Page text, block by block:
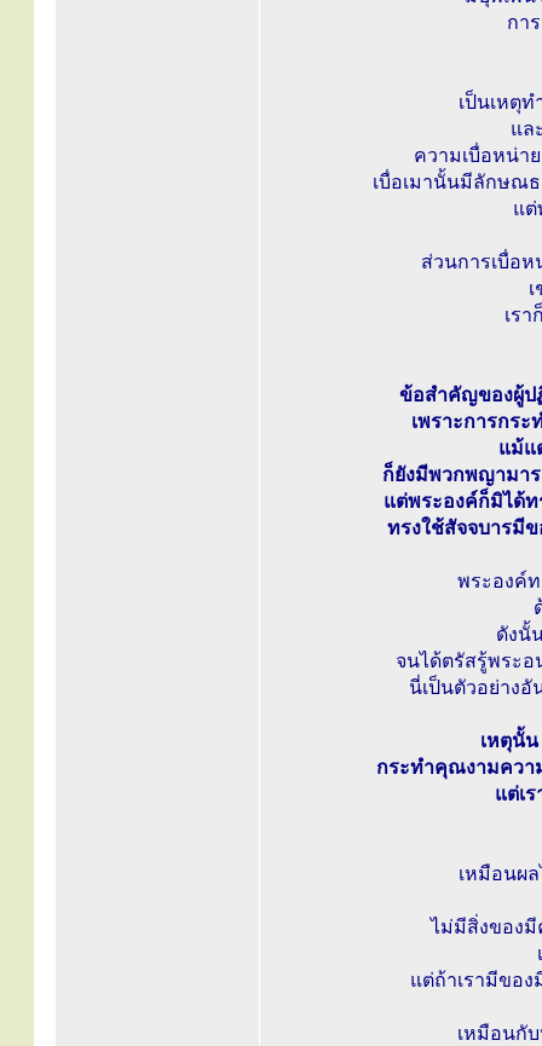
กา
เป็นเหตุ
แล
ความเบื่อหน่า
เบื่อเมานั้นมีลักษณ
แต่
ส่วนการเบื่อ
เร
ข้อสำคัญของผู้ป
เพราะการกร
แม้แ
ก็ยังมีพวกพญามาร
แต่พระองค์ก็มิได้ท
ทรงใช้สัจจบารมี
พระองค์
ดังนั้
จนได้ตรัสรู้พระ
นี่เป็นตัวอย่างอั
เหตุนั้
กระทำคุณงามควา
แต่เ
เหมือนผ
ไม่มีสิ่งของมี
แต่ถ้าเรามีขอ
เหมือนกั